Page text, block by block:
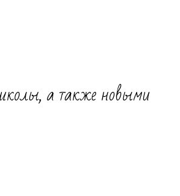
а также новыми